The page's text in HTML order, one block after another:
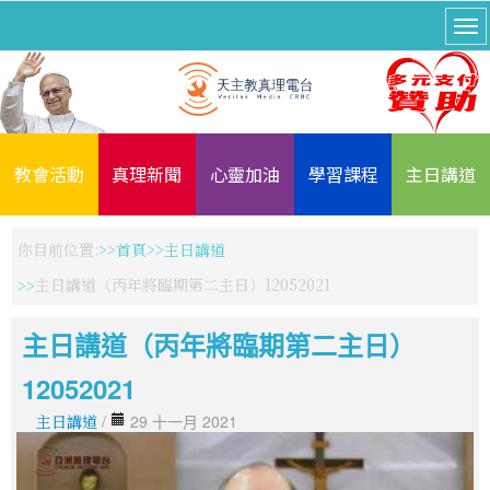
教會活動 真理新聞 心靈加油 學習課程 主日講道
你目前位置: 首頁
主日講道
主日講道（丙年將臨期第二主日）12052021
主日講道（丙年將臨期第二主日）
12052021
主日講道 / 29 十一月 2021